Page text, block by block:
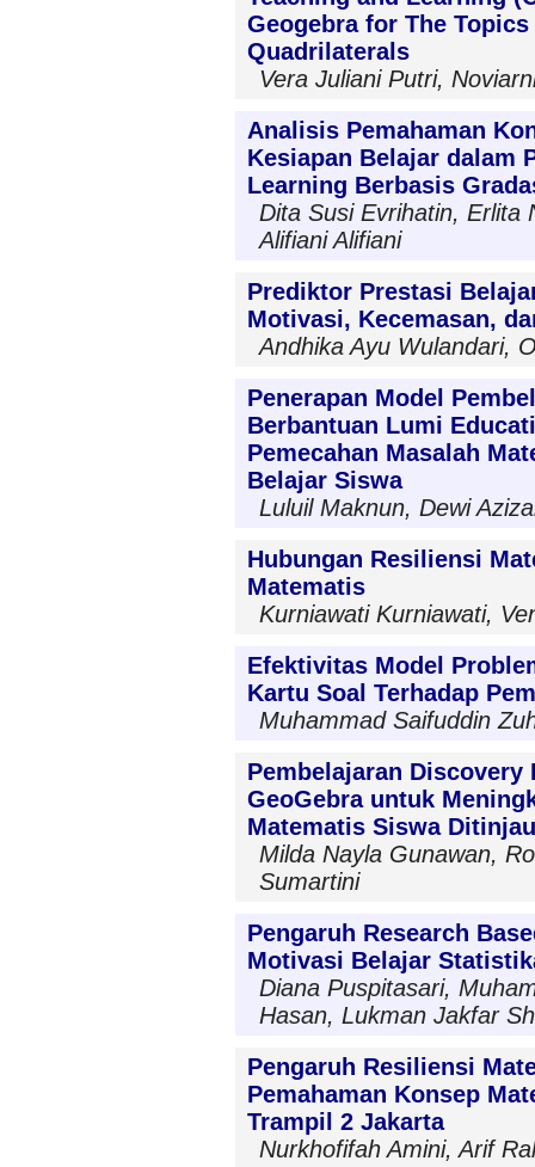
Geogebra for The
Quadrilaterals
Vera Juliani Putri,
Analisis Pemahaman
Kesiapan Belajar dalam
Learning Berbasis
Dita Susi Evrihatin, Erlita
Alifiani Alifiani
Prediktor Prestasi
Motivasi, Kecemasan,
Andhika Ayu Wulandari,
Penerapan Model
Berbantuan Lumi
Pemecahan Masalah
Belajar Siswa
Luluil Maknun, Dewi
Hubungan Resiliensi
Matematis
Kurniawati Kurniawati,
Efektivitas Model
Kartu Soal Terhadap
Muhammad Saifuddin
Pembelajaran Discovery
GeoGebra untuk
Matematis Siswa
Milda Nayla Gunawan,
Sumartini
Pengaruh Research
Motivasi Belajar
Diana Puspitasari,
Hasan, Lukman Jakfar
Pengaruh Resiliensi
Pemahaman Konsep
Trampil 2 Jakarta
Nurkhofifah Amini, Arif